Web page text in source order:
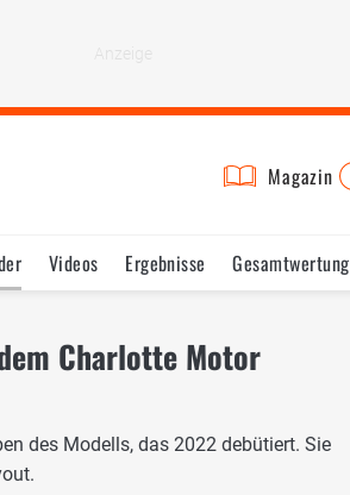
Magazin
Videos Ergebnisse Gesamtwertung
Charlotte Motor
des Modells, das 2022 debütiert. Sie